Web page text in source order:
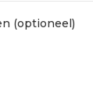
(optioneel)